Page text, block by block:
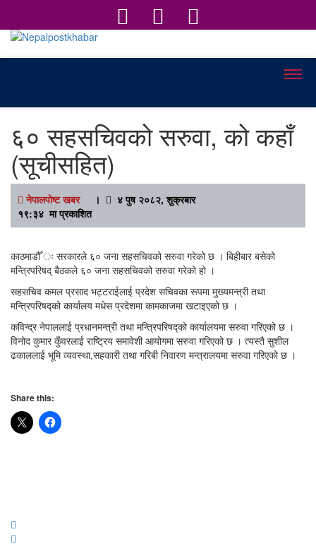
Nepalpostkhabar
Online News Portal
६० सहसचिवको सरुवा, को कहाँ
(सूचीसहित)
नेपालपोष्ट खबर।
४ पुष २०८२, शुक्रबार
१९:३४ मा प्रकाशित
काठमाडौँ ः सरकारले ६० जना सहसचिवको सरुवा गरेको छ । बिहीबार बसेको
मन्त्रिपरिषद् बैठकले ६० जना सहसचिवको सरुवा गरेको हो ।
सहसचिव कमल प्रसाद भट्टराईलाई प्रदेश सचिवका रूपमा मुख्यमन्त्री तथा
मन्त्रिपरिषद्को कार्यालय मधेस प्रदेशमा कामकाजमा खटाइएको छ ।
कविन्द्र नेपाललाई प्रधानमन्त्री तथा मन्त्रिपरिषद्को कार्यालयमा सरुवा गरिएको छ ।
विनोद कुमार कुँवरलाई राष्ट्रिय समावेशी आयोगमा सरुवा गरिएको छ । त्यस्तै सुशील
ढकाललाई भूमि व्यवस्था,सहकारी तथा गरिबी निवारण मन्त्रालयमा सरुवा गरिएको छ ।
Share this:
Post